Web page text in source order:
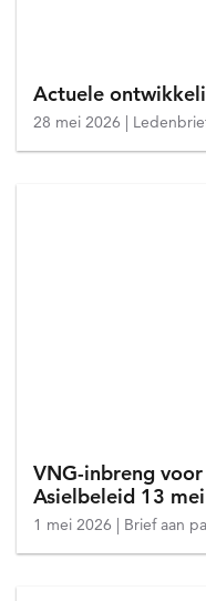
Actuele
28 mei 2026
VNG-inbreng
Asielbeleid 13 mei
1 mei 2026 Brief aan